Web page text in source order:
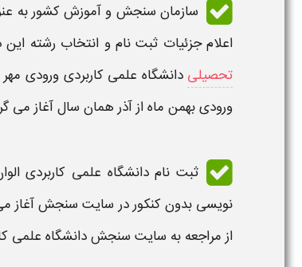
سازمان سنجش و آموزش کشور به
اعلام جزئیات ثبت نام و انتخاب رشته این
تحصیلی دانشگاه علمی کاربردی ورودی مهر
ورودی بهمن ماه از آذر همان سال آغاز می
ثبت نام دانشگاه علمی کاربردی
نویسی بدون کنکور در سایت سنجش آغاز
از مراجعه به سایت سنجش دانشگاه علمی